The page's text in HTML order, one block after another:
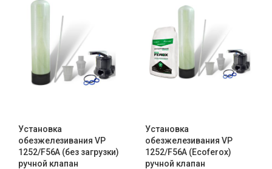
Установка
обезжелезивания VP
1252/F56A (без загрузки)
ручной клапан
Установка
обезжелезивания VP
1252/F56A (Ecoferox)
ручной клапан